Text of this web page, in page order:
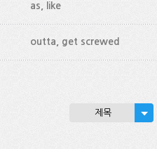
as, like
outta, get screwed
제목